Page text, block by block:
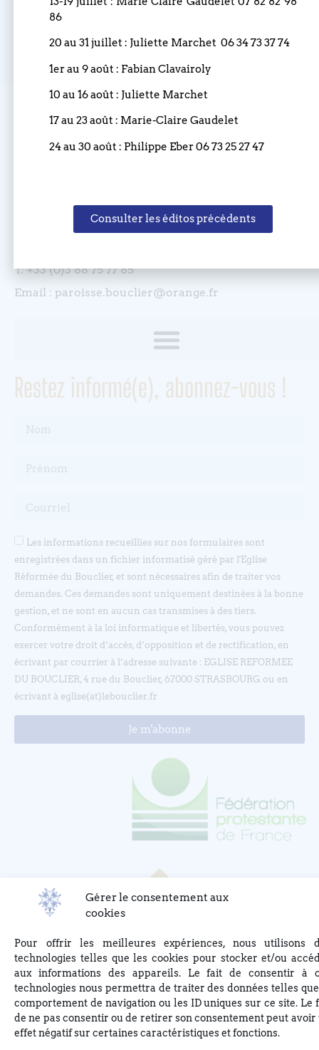
Gérer le consentement aux
cookies
Pour offrir les meilleures expériences, nous utilisons
technologies telles que les cookies pour stocker et/ou
aux informations des appareils. Le fait de consentir à
technologies nous permettra de traiter des données telles
comportement de navigation ou les ID uniques sur ce site. Le
de ne pas consentir ou de retirer son consentement peut avoir
effet négatif sur certaines caractéristiques et fonctions.
Coordonnées
67000 STRASBOURG
T. +33 (0)3 88 75 77 85
Email : paroisse.bouclier@orange.fr
Restez informé(e), abonnez-vous !
Les informations recueillies sur nos formulaires sont
enregistrées dans un fichier informatisé géré par l'Eglise
Réformée du Bouclier, et sont nécessaires afin de traiter vos
demandes. Ces demandes sont uniquement destinées à la bonne
gestion, et ne sont en aucun cas transmises à des tiers.
Conformément à la loi informatique et libertés, vous pouvez
exercer votre droit d’accès, d’opposition et de rectification, en
écrivant par courrier à l’adresse suivante : EGLISE REFORMEE
DU BOUCLIER, 4 rue du Bouclier, 67000 STRASBOURG ou en
écrivant à eglise(at)lebouclier.fr
Je m'abonne
86
20 au 31 juillet : Juliette Marchet 06 34 73 37 74
1er au 9 août : Fabian Clavairoly
10 au 16 août : Juliette Marchet
17 au 23 août : Marie-Claire Gaudelet
24 au 30 août : Philippe Eber 06 73 25 27 47
Consulter les éditos précédents